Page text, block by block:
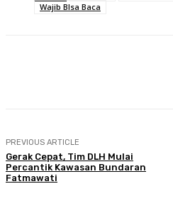
Wajib BIsa Baca
PREVIOUS ARTICLE
Gerak Cepat, Tim DLH Mulai
Percantik Kawasan Bundaran
Fatmawati